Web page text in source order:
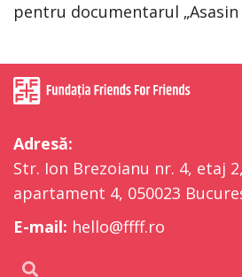
pentru documentarul „Asasin
Adresă:
Str. Ion Brezoianu nr. 4, etaj 2,
apartament 4, 050023
E-mail: hello@ffff.ro